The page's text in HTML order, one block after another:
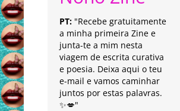
PT: "Recebe gratuitamente
a minha primeira Zine e
junta-te a mim nesta
viagem de escrita curativa
e poesia. Deixa aqui o teu
e-mail e vamos caminhar
juntos por estas palavras.
✨💋"